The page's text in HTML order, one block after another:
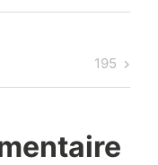
Next
Post
195